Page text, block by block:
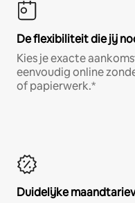
De flexibiliteit die jij
Kies je exacte
eenvoudig online
of papierwerk.*
Duidelijke